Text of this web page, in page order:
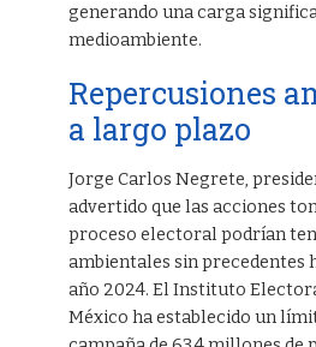
generando una carga
medioambiente.
Repercusiones
a largo plazo
Jorge Carlos Negrete,
advertido que las acciones
proceso electoral podrían
ambientales sin precedentes
año 2024. El Instituto
México ha establecido un